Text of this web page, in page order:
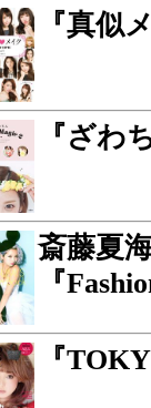
『真似
『ざわ
斎藤夏
『
『